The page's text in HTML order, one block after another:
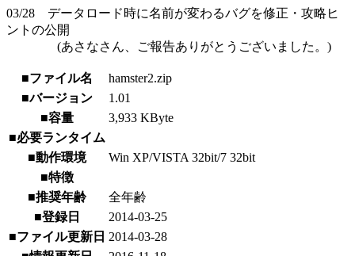
03/28 データロード時に名前が変わるバグを修正・攻略ヒ
ントの公開
(あさなさん、ご報告ありがとうございました。)
■ファイル名
hamster2.zip
■バージョン
1.01
■容量
3,933 KByte
■必要ランタイム
■動作環境
Win XP/VISTA 32bit/7 32bit
■特徴
■推奨年齢
全年齢
■登録日
2014-03-25
■ファイル更新日 2014-03-28